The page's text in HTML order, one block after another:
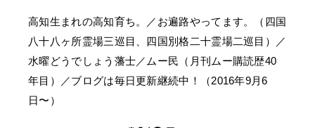
高知生まれの高知育ち。／お遍路やってます。（四国
八十八ヶ所霊場三巡目、四国別格二十霊場二巡目）／
水曜どうでしょう藩士／ムー民（月刊ムー購読歴40
年目）／ブログは毎日更新継続中！（2016年9月6
日〜）